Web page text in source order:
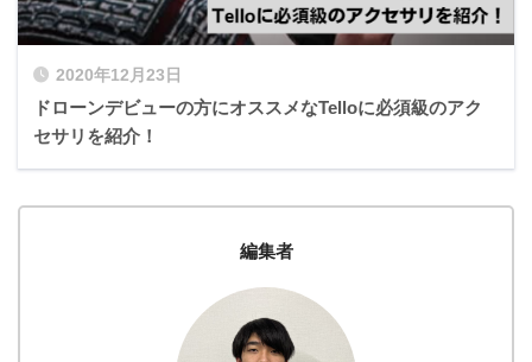
2020年12月23日
ドローンデビューの方にオススメなTelloに必須級のアク
セサリを紹介！
編集者